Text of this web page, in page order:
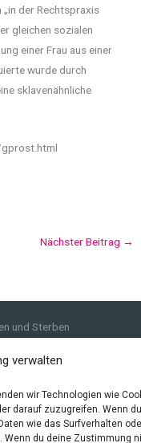
verwalten
wir Technologien wie
darauf zuzugreifen. Wenn du
wie das Surfverhalten
Wenn du deine Zustimmung
der Rechtspraxis
gleichen sozialen
einer Frau aus einer
wurde durch
sklavenähnliche
Nächster Beitrag →
und Sterben